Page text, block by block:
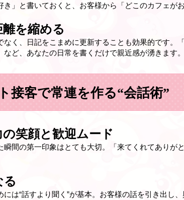
き」と書いておくと、お客様から「どこのカフェが
離を縮める
なく、日記をこまめに更新することも効果的です
など、あなたの日常を書くだけで親近感が湧きます。
接客で常連を作る“会話術”
笑顔と歓迎ムード
瞬間の第一印象はとても大切。「来てくれてありが
る
には“話すより聞く”が基本。お客様の話を引き出し